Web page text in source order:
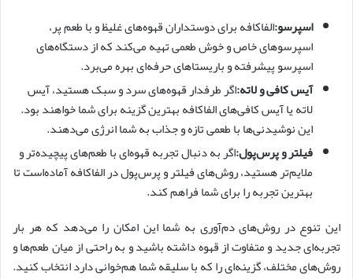
اسپرسو:الفاکافه برای دوستداران قهوه‌های غلیظ و با طعم پر،
اسپرسوهای خاص و خوش طعمی تهیه می‌کند که از دستگاه‌های
اسپرسو پیشرفته و باریستاهای حرفه‌ای بهره می‌برد.
آیس کافی و لاته:اگر طرفدار قهوه‌های سرد و سبک هستید، آیس
لاته یا آیس کافی‌های الفاکافه بهترین گزینه برای شما خواهند بود.
این نوشیدنی‌ها با طعمی تازه و جذاب به شما انرژی می‌دهند.
فیلتر و پرسپول:اگر به دنبال تجربه قهوه‌ای با طعم‌های پیچیده‌تر و
ملایم‌تر هستید، روش‌های فیلتر و پرس‌پول در الفاکافه آماده‌است تا
بهترین تجربه را برای شما فراهم کند.
این تنوع در روش‌های دم‌آوری به شما این امکان را می‌دهد که هر بار
تجربه‌ای جدید و متفاوت از قهوه داشته باشید و به راحتی از میان طعم‌ها و
روش‌های مختلف، گزینه‌ای را که با سلیقه شما هم‌خوانی دارد انتخاب کنید.